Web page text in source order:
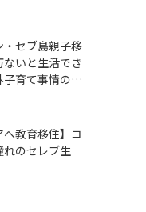
・セブ島親子移
いと生活でき
子育て事情の本
へ教育移住】コ
れのセレブ生